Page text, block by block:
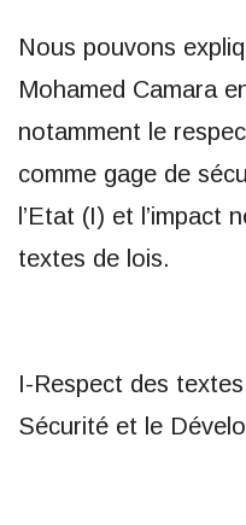
Nous pouvons
Mohamed Camara
notamment le
comme gage de
l’Etat (I) et l’impact
textes de lois.
I-Respect des
Sécurité et le